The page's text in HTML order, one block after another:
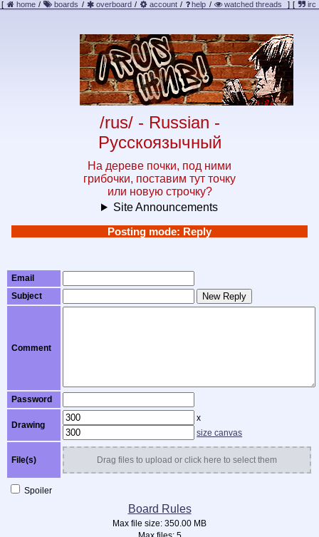
[ home / boards / overboard / account / help / watched threads ] [ irc
/rus/ - Russian -
Русскоязычный
На дереве почки, под ними
грибочки, поставим тут точку
или новую строчку?
Site Announcements
Posting mode: Reply
Email
Subject
New Reply
Comment
Password
Drawing
x
size canvas
File(s) Drag files to upload or click here to select them
Spoiler
Board Rules
Max file size: 350.00 MB